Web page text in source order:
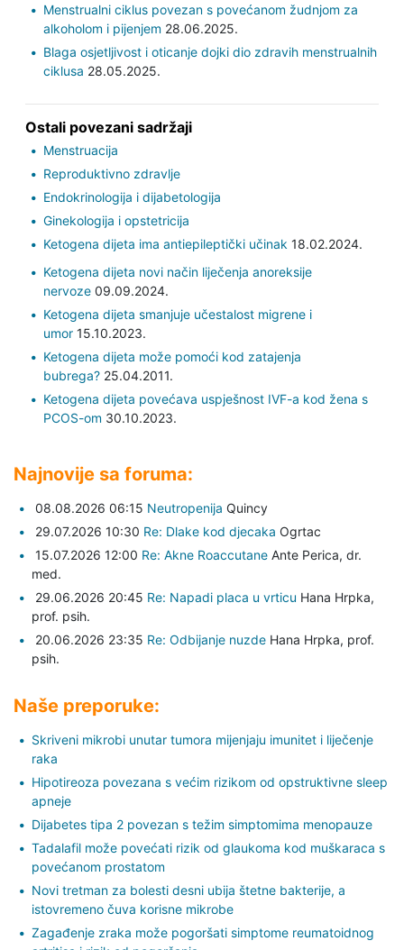
Menstrualni ciklus povezan s povećanom žudnjom za
alkoholom i pijenjem 28.06.2025.
Blaga osjetljivost i oticanje dojki dio zdravih menstrualnih
ciklusa 28.05.2025.
Ostali povezani sadržaji
Menstruacija
Reproduktivno zdravlje
Endokrinologija i dijabetologija
Ginekologija i opstetricija
Ketogena dijeta ima antiepileptički učinak18.02.2024.
Ketogena dijeta novi način liječenja anoreksije
nervoze09.09.2024.
Ketogena dijeta smanjuje učestalost migrene i
umor15.10.2023.
Ketogena dijeta može pomoći kod zatajenja
bubrega?25.04.2011.
Ketogena dijeta povećava uspješnost IVF-a kod žena s
PCOS-om 30.10.2023.
Najnovije sa foruma:
08.08.2026 06:15 Neutropenija Quincy
29.07.2026 10:30 Re: Dlake kod djecaka Ogrtac
15.07.2026 12:00 Re: Akne Roaccutane Ante Perica, dr.
med.
29.06.2026 20:45 Re: Napadi placa u vrticu Hana Hrpka,
prof. psih.
20.06.2026 23:35 Re: Odbijanje nuzde Hana Hrpka, prof.
psih.
Naše preporuke:
Skriveni mikrobi unutar tumora mijenjaju imunitet i liječenje
raka
Hipotireoza povezana s većim rizikom od opstruktivne sleep
apneje
Dijabetes tipa 2 povezan s težim simptomima menopauze
Tadalafil može povećati rizik od glaukoma kod muškaraca s
povećanom prostatom
Novi tretman za bolesti desni ubija štetne bakterije, a
istovremeno čuva korisne mikrobe
Zagađenje zraka može pogoršati simptome reumatoidnog